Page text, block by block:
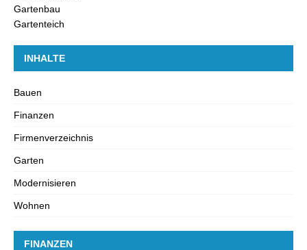
Gartenbau
Gartenteich
INHALTE
Bauen
Finanzen
Firmenverzeichnis
Garten
Modernisieren
Wohnen
FINANZEN